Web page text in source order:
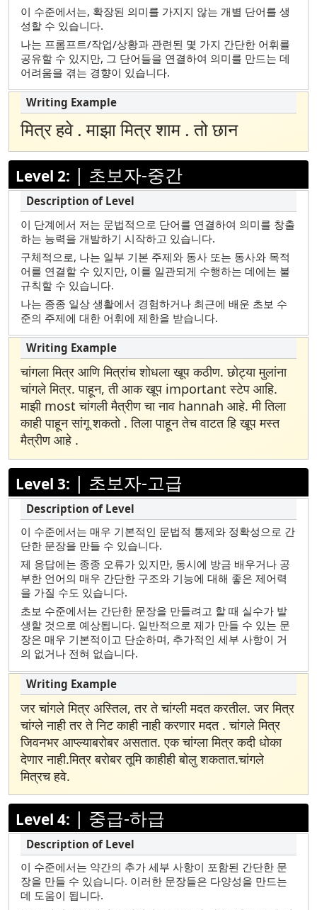
한국어
마라티
마셜 제도어
폴란드어
포르투갈어 (브라질)
러시아어
사모아어
소말리 마이 마이
소말리어에서 Maxaa는 "무엇"이라는 뜻입니
다. 따라서 "Somali Maxaa"를 한국어로 번역
하면 "소말리어 무엇"이 됩니다.
스페인어
타밀
텔루구
터키어
우르두어
베트남어
Yup’ik
이 수준에서는, 확장된 의미를 가지지 않는 개별 단어를 생
성할 수 있습니다.
나는 프롬프트/작업/상황과 관련된 몇 가지 간단한 어휘를
공유할 수 있지만, 그 단어들을 연결하여 의미를 만드는 데
어려움을 겪는 경향이 있습니다.
मित्र हवे . माझा मित्र शाम . तो छान
Level 2: | 초보자-중간
이 단계에서 저는 문법적으로 단어를 연결하여 의미를 창출
하는 능력을 개발하기 시작하고 있습니다.
구체적으로, 나는 일부 기본 주제와 동사 또는 동사와 목적
어를 연결할 수 있지만, 이를 일관되게 수행하는 데에는 불
규칙할 수 있습니다.
나는 종종 일상 생활에서 경험하거나 최근에 배운 초보 수
준의 주제에 대한 어휘에 제한을 받습니다.
चांगला मित्र आणि मित्रांच शोधला खूप कठीण. छोट्या मुलांना
चांगले मित्र. पाहून, ती आक खूप important स्टेप आहि.
माझी most चांगली मैत्रीण चा नाव hannah आहे. मी तिला
काही पाहून सांगू शकतो . तिला पाहून तेच वाटत हि खूप मस्त
मैत्रीण आहे .
Level 3: | 초보자-고급
이 수준에서는 매우 기본적인 문법적 통제와 정확성으로 간
단한 문장을 만들 수 있습니다.
제 응답에는 종종 오류가 있지만, 동시에 방금 배우거나 공
부한 언어의 매우 간단한 구조와 기능에 대해 좋은 제어력
을 가질 수도 있습니다.
초보 수준에서는 간단한 문장을 만들려고 할 때 실수가 발
생할 것으로 예상됩니다. 일반적으로 제가 만들 수 있는 문
장은 매우 기본적이고 단순하며, 추가적인 세부 사항이 거
의 없거나 전혀 없습니다.
जर चांगले मित्र अस्तिल, तर ते चांग्ली मदत करतील. जर मित्र
चांग्ले नाही तर ते निट काही नाही करणार मदत . चांगले मित्र
जिवनभर आप्ल्याबरोबर असतात. एक चांग्ला मित्र कदी धोका
देणार नाही.मित्र बरोबर तूमि काहीही बोलु शकतात.चांगले
मित्रच हवे.
Level 4: | 중급-하급
이 수준에서는 약간의 추가 세부 사항이 포함된 간단한 문
장을 만들 수 있습니다. 이러한 문장들은 다양성을 만드는
데 도움이 됩니다.